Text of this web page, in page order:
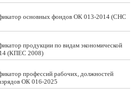
основных фондов ОК 013-2014 (СНС
продукции по видам экономической
(КПЕС 2008)
профессий рабочих, должностей
ОК 016-2025